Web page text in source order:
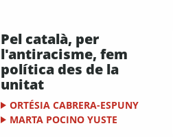
Pel català, per
l'antiracisme, fem
política des de la
unitat
ORTÉSIA CABRERA-ESPUNY
MARTA POCINO YUSTE